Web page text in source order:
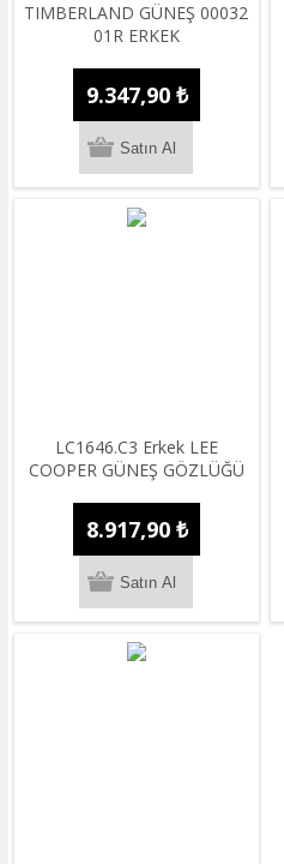
TIMBERLAND GÜNEŞ 00032
01R ERKEK
9.347,90 ₺
LC1646.C3 Erkek LEE
COOPER GÜNEŞ GÖZLÜĞÜ
8.917,90 ₺